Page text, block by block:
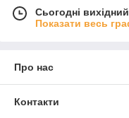
Сьогодні вихідний
Показати весь
Про нас
Контакти